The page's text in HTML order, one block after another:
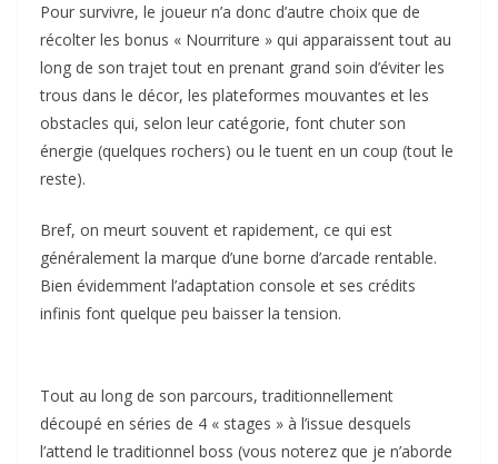
Pour survivre, le joueur n’a donc d’autre choix que de
récolter les bonus « Nourriture » qui apparaissent tout au
long de son trajet tout en prenant grand soin d’éviter les
trous dans le décor, les plateformes mouvantes et les
obstacles qui, selon leur catégorie, font chuter son
énergie (quelques rochers) ou le tuent en un coup (tout le
reste).
Bref, on meurt souvent et rapidement, ce qui est
généralement la marque d’une borne d’arcade rentable.
Bien évidemment l’adaptation console et ses crédits
infinis font quelque peu baisser la tension.
Tout au long de son parcours, traditionnellement
découpé en séries de 4 « stages » à l’issue desquels
l’attend le traditionnel boss (vous noterez que je n’aborde